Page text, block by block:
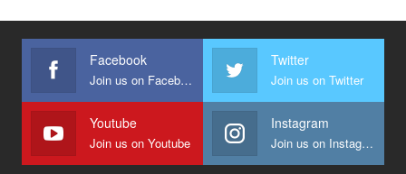
Facebook
Join us on Facebook
Twitter
Join us on Twitter
Youtube
Join us on Youtube
Instagram
Join us on Instagram